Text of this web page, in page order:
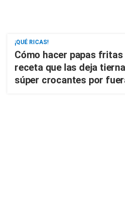
¡QUÉ RICAS!
Cómo hacer papas fritas
receta que las deja
súper crocantes por